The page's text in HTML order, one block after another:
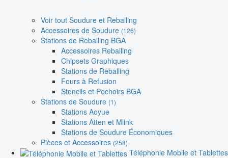
Voir tout Soudure et Reballing
Accessoires de Soudure (126)
Stations de Reballing BGA
Accessoires Reballing
Chipsets Graphiques
Stations de Reballing
Fours à Refusion
Stencils et Pochoirs BGA
Stations de Soudure (1)
Stations Aoyue
Stations Atten et Mlink
Stations de Soudure Économiques
Pièces et Accessoires (258)
Téléphonie Mobile et Tablettes